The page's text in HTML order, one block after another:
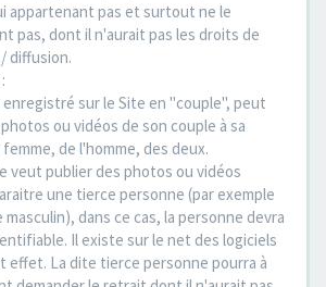
appartenant pas et surtout ne le
pas, dont il n'aurait pas les droits de
diffusion.
enregistré sur le Site en "couple", peut
ou vidéos de son couple à sa
femme, de l'homme, des deux.
veut publier des photos ou vidéos
une tierce personne (par exemple
masculin), dans ce cas, la personne devra
Il existe sur le net des logiciels
effet. La dite tierce personne pourra à